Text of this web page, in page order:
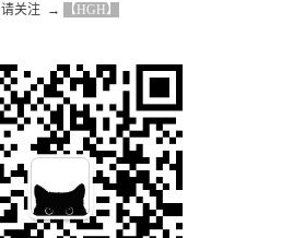
请关注  → 【HGH】